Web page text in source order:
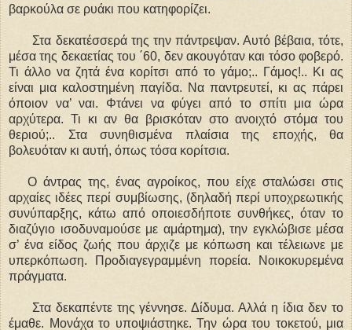
βαρκούλα σε ρυάκι που κατηφορίζει.
Στα δεκατέσσερά της την πάντρεψαν. Αυτό βέβαια, τότε,
μέσα της δεκαετίας του ΄60, δεν ακουγόταν και τόσο φοβερό.
Τι άλλο να ζητά ένα κορίτσι από το γάμο;.. Γάμος!.. Κι ας
είναι μια καλοστημένη παγίδα. Να παντρευτεί, κι ας πάρει
όποιον να’ ναι. Φτάνει να φύγει από το σπίτι μια ώρα
αρχύτερα. Τι κι αν θα βρισκόταν στο ανοιχτό στόμα του
θεριού;.. Στα συνηθισμένα πλαίσια της εποχής, θα
βολευόταν κι αυτή, όπως τόσα κορίτσια.
Ο άντρας της, ένας αγροίκος, που είχε σταλώσει στις
αρχαίες ιδέες περί συμβίωσης, (δηλαδή περί υποχρεωτικής
συνύπαρξης, κάτω από οποιεσδήποτε συνθήκες, όταν το
διαζύγιο ισοδυναμούσε με αμάρτημα), την εγκλώβισε μέσα
σ’ ένα είδος ζωής που άρχιζε με κόπωση και τέλειωνε με
υπερκόπωση. Προδιαγεγραμμένη πορεία. Νοικοκυρεμένα
πράγματα.
Στα δεκαπέντε της γέννησε. Δίδυμα. Αλλά η ίδια δεν το
έμαθε. Μονάχα το υποψιάστηκε. Την ώρα του τοκετού, μια